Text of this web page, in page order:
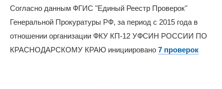
Согласно данным ФГИС "Единый Реестр Проверок"
Генеральной Прокуратуры РФ, за период с 2015 года в
отношении организации ФКУ КП-12 УФСИН РОССИИ ПО
КРАСНОДАРСКОМУ КРАЮ инициировано 7 проверок